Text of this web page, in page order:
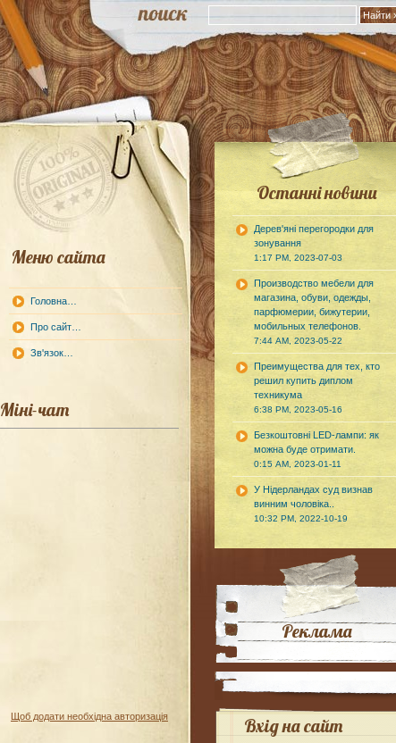
Меню сайта
Головна…
Про сайт…
Зв'язок…
Міні-чат
Щоб додати необхідна авторизація
Останні новини
Дерев'яні перегородки для
зонування
1:17 PM, 2023-07-03
Производство мебели для
магазина, обуви, одежды,
парфюмерии, бижутерии,
мобильных телефонов.
7:44 AM, 2023-05-22
Преимущества для тех, кто
решил купить диплом
техникума
6:38 PM, 2023-05-16
Безкоштовні LED-лампи: як
можна буде отримати.
0:15 AM, 2023-01-11
У Нідерландах суд визнав
винним чоловіка..
10:32 PM, 2022-10-19
Реклама
Вхід на сайт